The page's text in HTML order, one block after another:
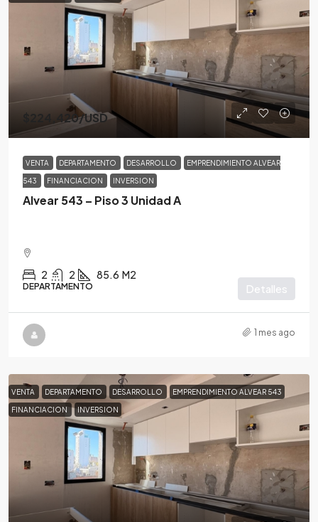
$224,420/USD
VENTA DEPARTAMENTO DESARROLLO EMPRENDIMIENTO ALVEAR
543 FINANCIACION INVERSION
Alvear 543 – Piso 3 Unidad A
2 2 85.6 M2
DEPARTAMENTO Detalles
1 mes ago
VENTA DEPARTAMENTO DESARROLLO EMPRENDIMIENTO ALVEAR 543
FINANCIACION INVERSION